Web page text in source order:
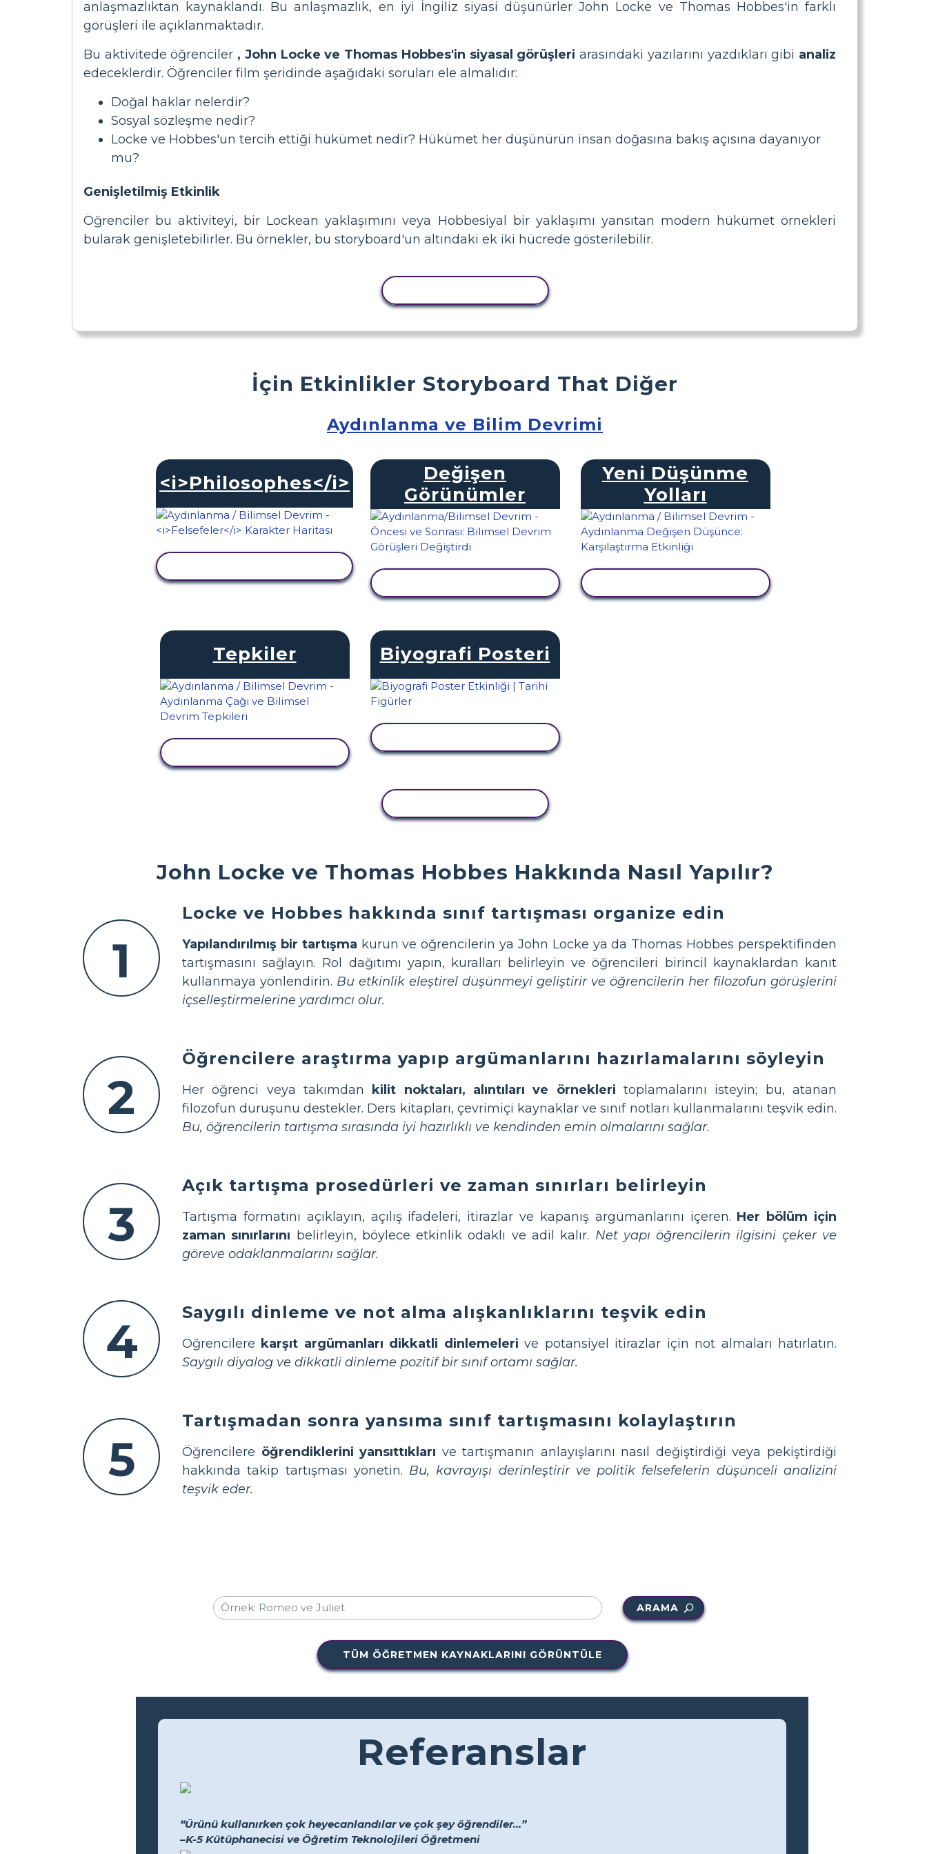
anlaşmazlıktan kaynaklandı. Bu anlaşmazlık, en iyi İngiliz siyasi düşünürler John Locke ve Thomas Hobbes'in farklı
görüşleri ile açıklanmaktadır.
Bu aktivitede öğrenciler , John Locke ve Thomas Hobbes'in siyasal görüşleri arasındaki yazılarını yazdıkları gibi analiz
edeceklerdir. Öğrenciler film şeridinde aşağıdaki soruları ele almalıdır:
Doğal haklar nelerdir?
Sosyal sözleşme nedir?
Locke ve Hobbes'un tercih ettiği hükümet nedir? Hükümet her düşünürün insan doğasına bakış açısına dayanıyor
mu?
Genişletilmiş Etkinlik
Öğrenciler bu aktiviteyi, bir Lockean yaklaşımını veya Hobbesiyal bir yaklaşımı yansıtan modern hükümet örnekleri
bularak genişletebilirler. Bu örnekler, bu storyboard'un altındaki ek iki hücrede gösterilebilir.
John Locke ve Thomas Hobbes Hakkında Nasıl Yapılır?
1
Locke ve Hobbes hakkında sınıf tartışması organize edin
Yapılandırılmış bir tartışma kurun ve öğrencilerin ya John Locke ya da Thomas Hobbes perspektifinden
tartışmasını sağlayın. Rol dağıtımı yapın, kuralları belirleyin ve öğrencileri birincil kaynaklardan kanıt
kullanmaya yönlendirin. Bu etkinlik eleştirel düşünmeyi geliştirir ve öğrencilerin her filozofun görüşlerini
içselleştirmelerine yardımcı olur.
2
Öğrencilere araştırma yapıp argümanlarını hazırlamalarını söyleyin
Her öğrenci veya takımdan kilit noktaları, alıntıları ve örnekleri toplamalarını isteyin; bu, atanan
filozofun duruşunu destekler. Ders kitapları, çevrimiçi kaynaklar ve sınıf notları kullanmalarını teşvik edin.
Bu, öğrencilerin tartışma sırasında iyi hazırlıklı ve kendinden emin olmalarını sağlar.
3
Açık tartışma prosedürleri ve zaman sınırları belirleyin
Tartışma formatını açıklayın, açılış ifadeleri, itirazlar ve kapanış argümanlarını içeren. Her bölüm için
zaman sınırlarını belirleyin, böylece etkinlik odaklı ve adil kalır. Net yapı öğrencilerin ilgisini çeker ve
göreve odaklanmalarını sağlar.
4
Saygılı dinleme ve not alma alışkanlıklarını teşvik edin
Öğrencilere karşıt argümanları dikkatli dinlemeleri ve potansiyel itirazlar için not almaları hatırlatın.
Saygılı diyalog ve dikkatli dinleme pozitif bir sınıf ortamı sağlar.
5
Tartışmadan sonra yansıma sınıf tartışmasını kolaylaştırın
Öğrencilere öğrendiklerini yansıttıkları ve tartışmanın anlayışlarını nasıl değiştirdiği veya pekiştirdiği
hakkında takip tartışması yönetin. Bu, kavrayışı derinleştirir ve politik felsefelerin düşünceli analizini
teşvik eder.
İçin Etkinlikler Storyboard That Diğer
Aydınlanma ve Bilim Devrimi
<i>Philosophes</i>
Değişen
Görünümler
Yeni Düşünme
Yolları
Tepkiler Biyografi Posteri
ARAMA
TÜM ÖĞRETMEN KAYNAKLARINI GÖRÜNTÜLE
Referanslar
“Ürünü kullanırken çok heyecanlandılar ve çok şey öğrendiler...”
–K-5 Kütüphanecisi ve Öğretim Teknolojileri Öğretmeni